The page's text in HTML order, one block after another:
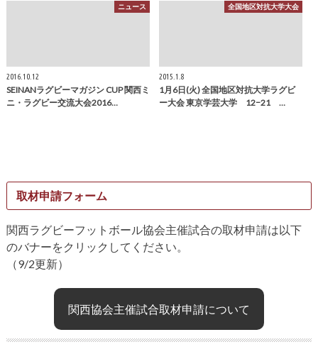
ニュース
2016.10.12
SEINANラグビーマガジン CUP 関西ミ
ニ・ラグビー交流大会2016…
全国地区対抗大学大会
2015.1.8
1月6日(火) 全国地区対抗大学ラグビ
ー大会 東京学芸大学 12−21 …
取材申請フォーム
関西ラグビーフットボール協会主催試合の取材申請は以下
のバナーをクリックしてください。
（9/2更新）
関西協会主催試合取材申請について